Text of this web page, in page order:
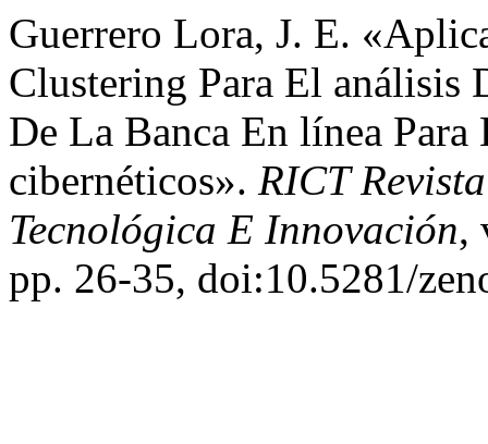
Guerrero Lora, J. E.
Clustering Para El análisis
De La Banca En línea
cibernéticos». RICT
Tecnológica E Innovación,
pp. 26-35, doi:10.5281/